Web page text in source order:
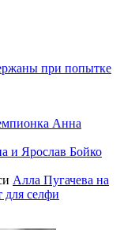
при попытке
Анна
и Ярослав Бойко
Алла Пугачева на
для селфи